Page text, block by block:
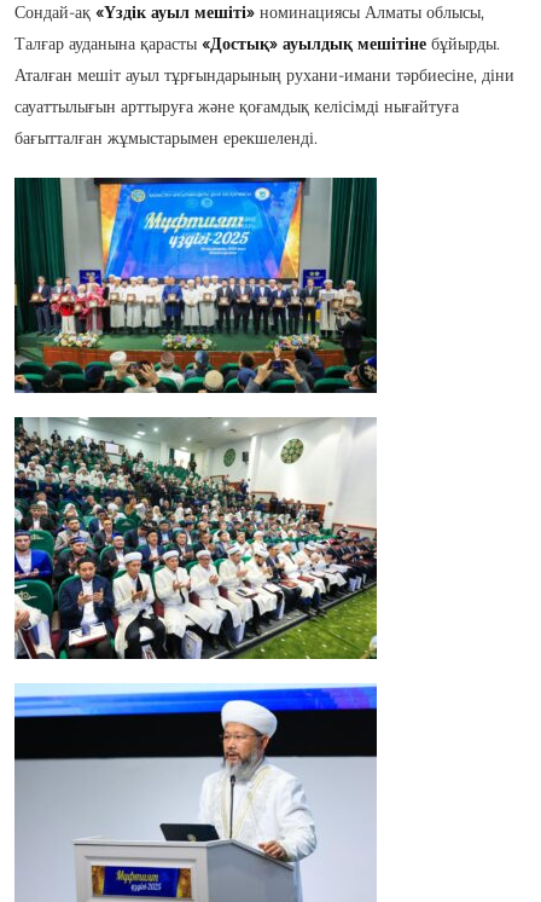
Сондай-ақ «Үздік ауыл мешіті» номинациясы Алматы облысы,
Талғар ауданына қарасты «Достық» ауылдық мешітіне бұйырды.
Аталған мешіт ауыл тұрғындарының рухани-имани тәрбиесіне, діни
сауаттылығын арттыруға және қоғамдық келісімді нығайтуға
бағытталған жұмыстарымен ерекшеленді.